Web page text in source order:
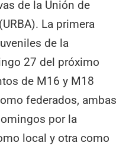
de la Unión de
La primera
de la
27 del próximo
de M16 y M18
federados, ambas
por la
local y otra como